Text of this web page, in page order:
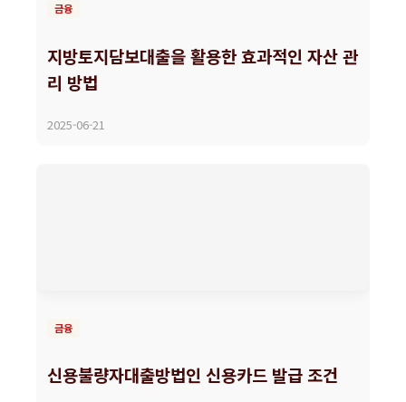
금융
지방토지담보대출을 활용한 효과적인 자산 관
리 방법
2025-06-21
금융
신용불량자대출방법인 신용카드 발급 조건